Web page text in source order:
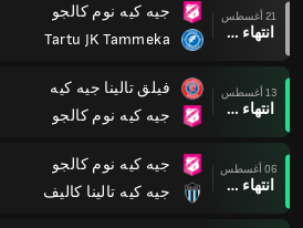
21 أغسطس
انتهاء وقت المباراة
جيه كيه نوم كالجو
Tartu JK Tammeka
13 أغسطس
انتهاء وقت المباراة
فيلق تالينا جيه كيه
جيه كيه نوم كالجو
06 أغسطس
انتهاء وقت المباراة
جيه كيه نوم كالجو
جيه كيه تالينا كاليف